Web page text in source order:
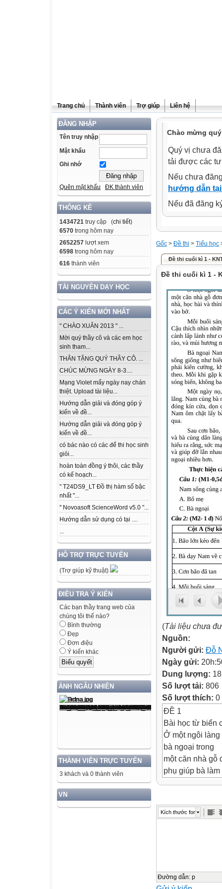
Trang chủ Thành viên Trợ giúp Liên hệ
ĐĂNG NHẬP
Tên truy nhập
Mật khẩu
Ghi nhớ
Quên mật khẩu ĐK thành viên
THỐNG KÊ
1434721 truy cập (chi tiết)
6570 trong hôm nay
2652257 lượt xem
6598 trong hôm nay
616 thành viên
TÀI NGUYÊN DẠY HỌC
CÁC Ý KIẾN MỚI NHẤT
" CHÀO XUÂN 2013 " ...
Mời quý thầy cô và các em học
sinh tham...
THÂN TẶNG QUÝ THẦY CÔ. ...
CHÚC MỪNG NGÀY 8-3....
Mạng Violet mấy ngày nay chán
thiệt. Upload tài liệu...
Hướng dẫn giải và đóng góp ý
kiến về đề...
Hướng dẫn giải và đóng góp ý
kiến về đề...
có bác nào có các để thi học sinh
giỏi...
hoàn toàn đồng ý thôi, các thầy
có kế hoạch...
" T24DS9_LT Đồ thị hàm số bậc
nhất "...
" Novoasoft ScienceWord v5.0 "...
Hướng dẫn sử dụng có tại ....
...
HỖ TRỢ TRỰC TUYẾN
(Trợ giúp kỹ thuật)
ĐIỀU TRA Ý KIẾN
Các bạn thầy trang web của
chúng tôi thế nào?
Bình thường
Đẹp
Đơn điệu
Ý kiến khác
ẢNH NGẪU NHIÊN
THÀNH VIÊN TRỰC TUYẾN
3 khách và 0 thành viên
VN
Chào mừng
Quý vị chưa
tải được các
Nếu chưa
hướng dẫn
Nếu đã đăng
Gốc > Đề thi > Tiểu học
Đề thi cuối kì 1 -
Đề thi cuối kì 1 -
(Tài liệu chưa
Nguồn:
Người gửi: Đỗ
Ngày gửi:
Dung lượng:
Số lượt tải: 806
Số lượt thích: 0
ĐỀ 1
Bài học từ biển
Ở một ngôi làng
bà ngoại trong
một căn nhà gỗ
phụ giúp bà làm
vào bờ.
Mỗi buổi sáng,
thích nghe tiếng
Kích thước font
Đường dẫn: p